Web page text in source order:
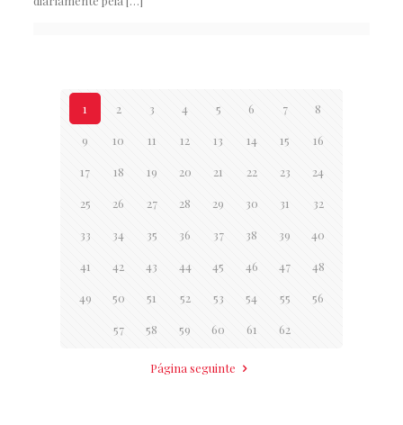
1 2 3 4 5 6 7 8
9 10 11 12 13 14 15 16
17 18 19 20 21 22 23 24
25 26 27 28 29 30 31 32
33 34 35 36 37 38 39 40
41 42 43 44 45 46 47 48
49 50 51 52 53 54 55 56
57 58 59 60 61 62
Página seguinte